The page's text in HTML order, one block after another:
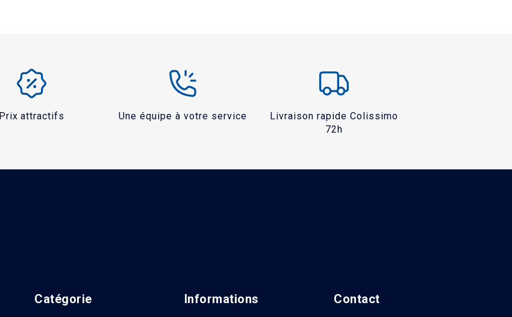
Prix attractifs Une équipe à votre service
Livraison rapide Colissimo
72h
Catégorie Informations Contact